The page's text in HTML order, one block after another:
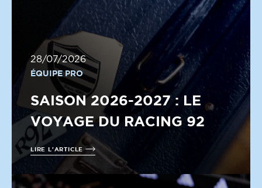
28/07/2026
ÉQUIPE PRO
SAISON 2026-2027 : LE
VOYAGE DU RACING 92
LIRE L'ARTICLE